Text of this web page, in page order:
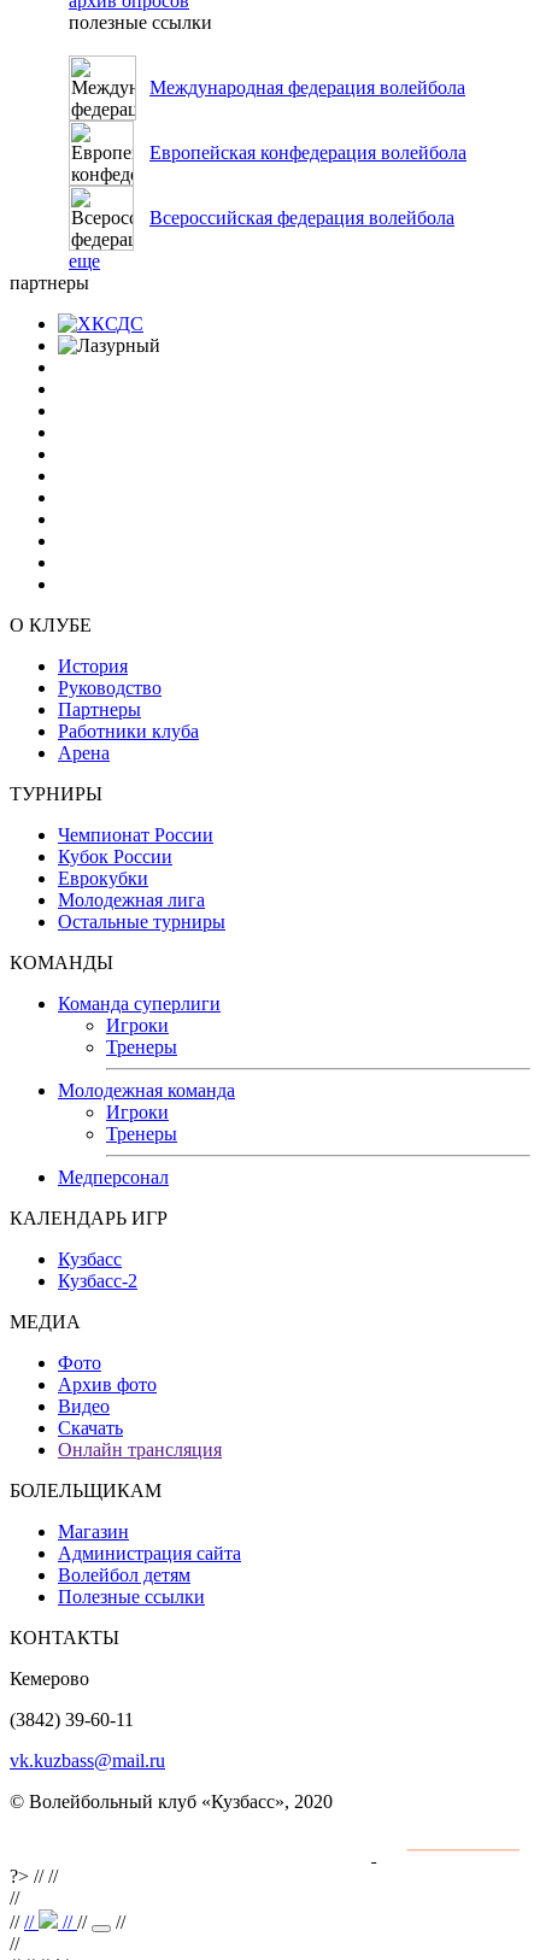
полезные ссылки
Международная федерация волейбола
Европейская конфедерация волейбола
Всероссийская федерация волейбола
еще
партнеры
О КЛУБЕ
История
Руководство
Партнеры
Работники клуба
Арена
ТУРНИРЫ
Чемпионат России
Кубок России
Еврокубки
Молодежная лига
Остальные турниры
КОМАНДЫ
Команда суперлиги
Игроки
Тренеры
Молодежная команда
Игроки
Тренеры
Медперсонал
КАЛЕНДАРЬ ИГР
Кузбасс
Кузбасс-2
МЕДИА
Фото
Архив фото
Видео
Скачать
Онлайн трансляция
БОЛЕЛЬЩИКАМ
Магазин
Администрация сайта
Волейбол детям
Полезные ссылки
КОНТАКТЫ
Кемерово
(3842) 39-60-11
vk.kuzbass@mail.ru
© Волейбольный клуб «Кузбасс», 2020
?> ////
//
//// ////
//
//